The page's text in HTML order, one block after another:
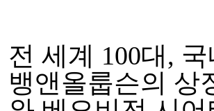
전 세계 100대,
뱅앤올룹슨의 상